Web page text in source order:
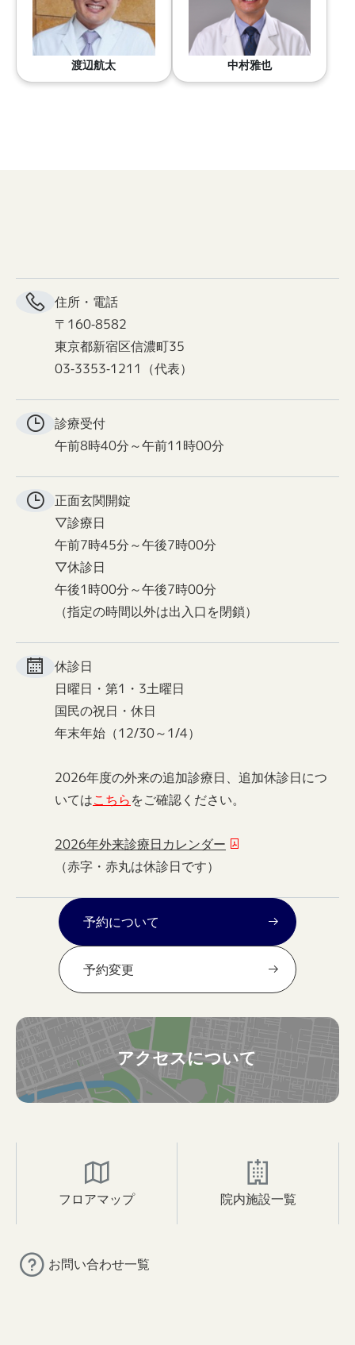
渡辺航太 中村雅也
住所・電話
〒160-8582
東京都新宿区信濃町35
03-3353-1211（代表）
診療受付
午前8時40分～午前11時00分
正面玄関開錠
▽診療日
午前7時45分～午後7時00分
▽休診日
午後1時00分～午後7時00分
（指定の時間以外は出入口を閉鎖）
休診日
日曜日・第1・3土曜日
国民の祝日・休日
年末年始（12/30～1/4）
2026年度の外来の追加診療日、追加休診日につ
いてはこちらをご確認ください。
2026年外来診療日カレンダー
（赤字・赤丸は休診日です）
予約について
予約変更
アクセスについて
フロアマップ 院内施設一覧
お問い合わせ一覧